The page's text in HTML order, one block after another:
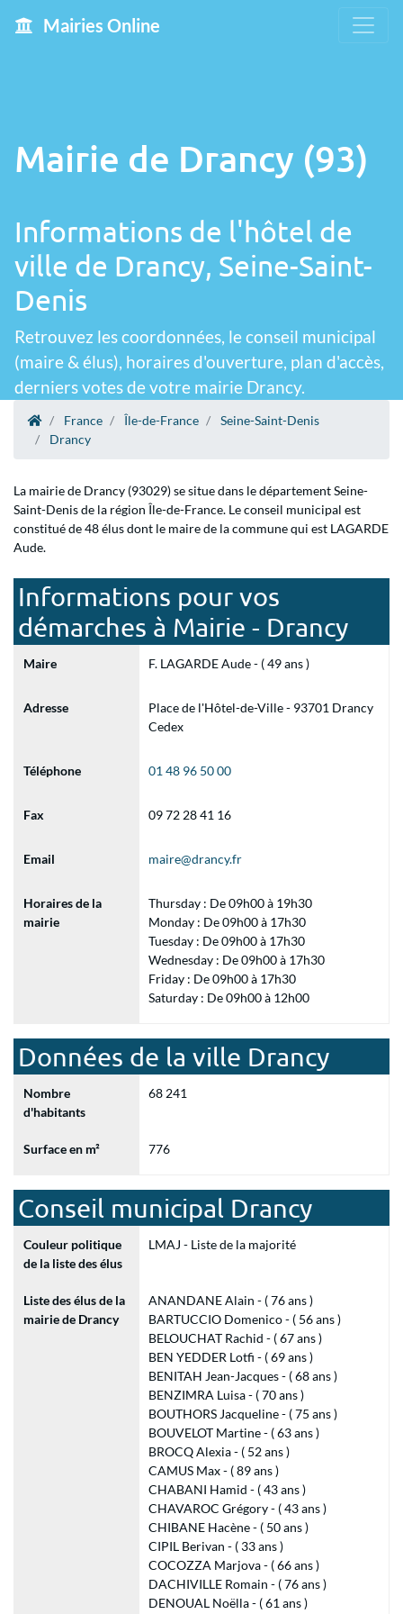
Mairies Online
Mairie de Drancy (93)
Informations de l'hôtel de
ville de Drancy, Seine-Saint-
Denis
Retrouvez les coordonnées, le conseil municipal
(maire & élus), horaires d'ouverture, plan d'accès,
derniers votes de votre mairie Drancy.
France Île-de-France
Seine-Saint-Denis
Drancy
La mairie de Drancy (93029) se situe dans le département Seine-
Saint-Denis de la région Île-de-France. Le conseil municipal est
constitué de 48 élus dont le maire de la commune qui est LAGARDE
Aude.
Informations pour vos
démarches à Mairie - Drancy
Maire F. LAGARDE Aude - ( 49 ans )
Adresse
Place de l'Hôtel-de-Ville - 93701 Drancy
Cedex
Téléphone 01 48 96 50 00
Fax 09 72 28 41 16
Email maire@drancy.fr
Horaires de la
mairie
Thursday : De 09h00 à 19h30
Monday : De 09h00 à 17h30
Tuesday : De 09h00 à 17h30
Wednesday : De 09h00 à 17h30
Friday : De 09h00 à 17h30
Saturday : De 09h00 à 12h00
Données de la ville Drancy
Nombre
d'habitants
68 241
Surface en m² 776
Conseil municipal Drancy
Couleur politique
de la liste des élus
LMAJ - Liste de la majorité
Liste des élus de la
mairie de Drancy
ANANDANE Alain - ( 76 ans )
BARTUCCIO Domenico - ( 56 ans )
BELOUCHAT Rachid - ( 67 ans )
BEN YEDDER Lotfi - ( 69 ans )
BENITAH Jean-Jacques - ( 68 ans )
BENZIMRA Luisa - ( 70 ans )
BOUTHORS Jacqueline - ( 75 ans )
BOUVELOT Martine - ( 63 ans )
BROCQ Alexia - ( 52 ans )
CAMUS Max - ( 89 ans )
CHABANI Hamid - ( 43 ans )
CHAVAROC Grégory - ( 43 ans )
CHIBANE Hacène - ( 50 ans )
CIPIL Berivan - ( 33 ans )
COCOZZA Marjova - ( 66 ans )
DACHIVILLE Romain - ( 76 ans )
DENOUAL Noëlla - ( 61 ans )